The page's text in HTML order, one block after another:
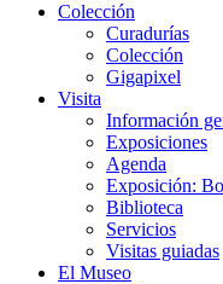
Colección
Curadurías
Colección
Gigapixel
Visita
Información
Exposiciones
Agenda
Exposición:
Biblioteca
Servicios
Visitas guiadas
El Museo